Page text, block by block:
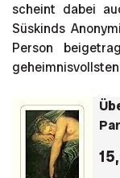
scheint dabei
Süskinds
Person